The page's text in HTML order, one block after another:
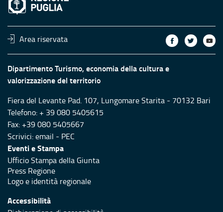
Area riservata
Dipartimento Turismo, economia della cultura e
valorizzazione del territorio
Fiera del Levante Pad. 107, Lungomare Starita - 70132 Bari
Telefono: + 39 080 5405615
Fax: +39 080 5405667
Scrivici:email - PEC
Eventi e Stampa
Ufficio Stampa della Giunta
Press Regione
Logo e identità regionale
Accessibilità